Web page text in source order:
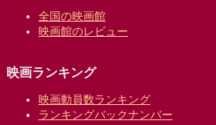
全国の映画館
映画館のレビュー
映画ランキング
映画動員数ランキング
ランキングバックナンバー